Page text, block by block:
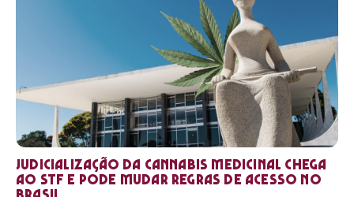
Judicialização da cannabis medicinal chega
ao STF e pode mudar regras de acesso no